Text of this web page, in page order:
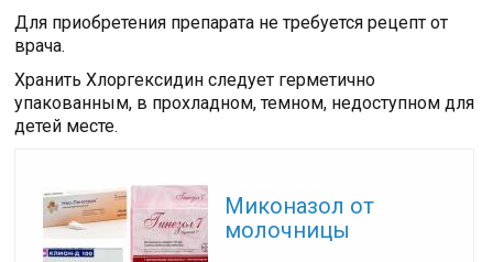
Для приобретения препарата не требуется рецепт от
врача.
Хранить Хлоргексидин следует герметично
упакованным, в прохладном, темном, недоступном для
детей месте.
Миконазол от
молочницы